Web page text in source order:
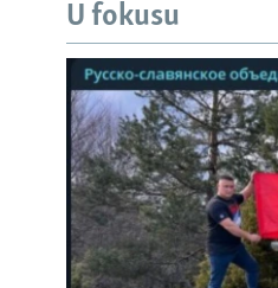
U fokusu